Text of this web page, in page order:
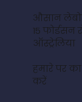
औसान
15
ऑस्ट्रेलिया
हमारे पर
करें